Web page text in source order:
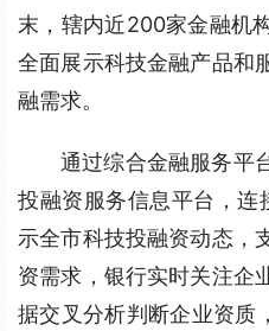
末，辖内近200家金融机
全面展示科技金融产品和
融需求。
通过综合金融服务平
投融资服务信息平台，连
示全市科技投融资动态，
资需求，银行实时关注企
据交叉分析判断企业资质